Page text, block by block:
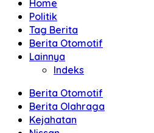
Home
Politik
Tag Berita
Berita Otomotif
Lainnya
Indeks
Berita Otomotif
Berita Olahraga
Kejahatan